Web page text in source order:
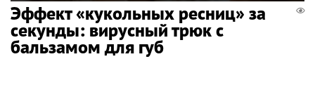
Эффект «кукольных ресниц» за
секунды: вирусный трюк с
бальзамом для губ